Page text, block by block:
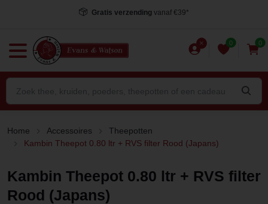
Gratis verzending vanaf €39*
0 0
Home Accessoires
Theepotten
Kambin Theepot 0.80 ltr + RVS filter Rood (Japans)
Kambin Theepot 0.80 ltr + RVS filter
Rood (Japans)